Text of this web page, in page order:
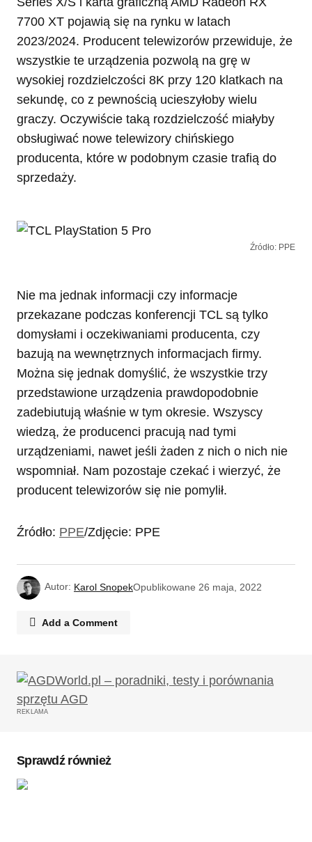
7700 XT pojawią się na rynku w latach
2023/2024. Producent telewizorów przewiduje, że
wszystkie te urządzenia pozwolą na grę w
wysokiej rozdzielczości 8K przy 120 klatkach na
sekundę, co z pewnością ucieszyłoby wielu
graczy. Oczywiście taką rozdzielczość miałyby
obsługiwać nowe telewizory chińskiego
producenta, które w podobnym czasie trafią do
sprzedaży.
Źródło: PPE
Nie ma jednak informacji czy informacje
przekazane podczas konferencji TCL są tylko
domysłami i oczekiwaniami producenta, czy
bazują na wewnętrznych informacjach firmy.
Można się jednak domyślić, że wszystkie trzy
przedstawione urządzenia prawdopodobnie
zadebiutują właśnie w tym okresie. Wszyscy
wiedzą, że producenci pracują nad tymi
urządzeniami, nawet jeśli żaden z nich o nich nie
wspomniał. Nam pozostaje czekać i wierzyć, że
producent telewizorów się nie pomylił.
Źródło: PPE/Zdjęcie: PPE
Autor: Karol SnopekOpublikowane 26 maja, 2022
Add a Comment
Twój adres email nie zostanie opublikowany.
Wymagane pola są oznaczone
REKLAMA
Sprawdź również